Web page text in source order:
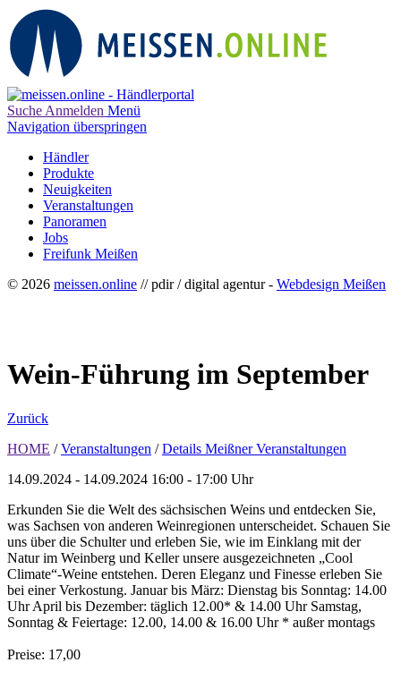
Suche Anmelden Menü
Navigation überspringen
Händler
Produkte
Neuigkeiten
Veranstaltungen
Panoramen
Jobs
Freifunk Meißen
© 2026 meissen.online // pdir / digital agentur - Webdesign Meißen
Wein-Führung im September
Zurück
HOME / Veranstaltungen / Details Meißner Veranstaltungen
14.09.2024 - 14.09.2024 16:00 - 17:00 Uhr
Erkunden Sie die Welt des sächsischen Weins und entdecken Sie,
was Sachsen von anderen Weinregionen unterscheidet. Schauen Sie
uns über die Schulter und erleben Sie, wie im Einklang mit der
Natur im Weinberg und Keller unsere ausgezeichneten „Cool
Climate“-Weine entstehen. Deren Eleganz und Finesse erleben Sie
bei einer Verkostung. Januar bis März: Dienstag bis Sonntag: 14.00
Uhr April bis Dezember: täglich 12.00* & 14.00 Uhr Samstag,
Sonntag & Feiertage: 12.00, 14.00 & 16.00 Uhr * außer montags
Preise: 17,00